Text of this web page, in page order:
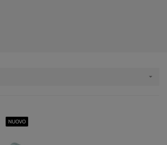

NUOVO